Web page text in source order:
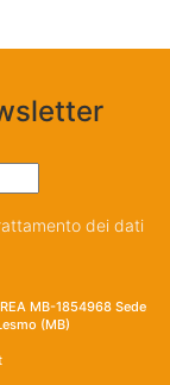
dei dati
MB-1854968 Sede
(MB)